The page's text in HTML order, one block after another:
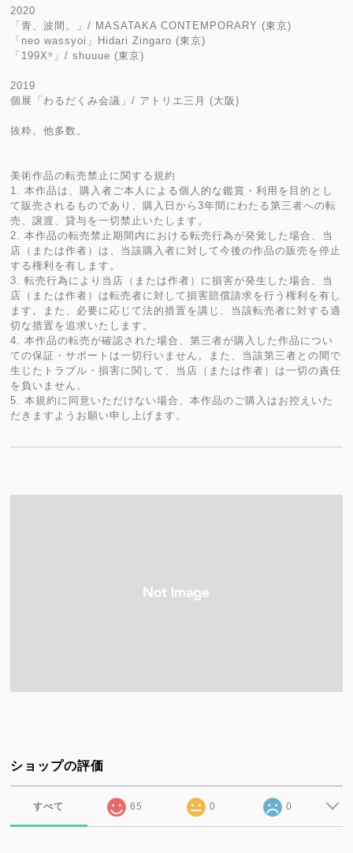
2020
「青、波間。」/ MASATAKA CONTEMPORARY (東京)
「neo wassyoi」Hidari Zingaro (東京)
「199X⁹」/ shuuue (東京)
2019
個展「わるだくみ会議」/ アトリエ三月 (大阪)
抜粋。他多数。
美術作品の転売禁止に関する規約
1. 本作品は、購入者ご本人による個人的な鑑賞・利用を目的とし
て販売されるものであり、購入日から3年間にわたる第三者への転
売、譲渡、貸与を一切禁止いたします。
2. 本作品の転売禁止期間内における転売行為が発覚した場合、当
店（または作者）は、当該購入者に対して今後の作品の販売を停止
する権利を有します。
3. 転売行為により当店（または作者）に損害が発生した場合、当
店（または作者）は転売者に対して損害賠償請求を行う権利を有し
ます。また、必要に応じて法的措置を講じ、当該転売者に対する適
切な措置を追求いたします。
4. 本作品の転売が確認された場合、第三者が購入した作品につい
ての保証・サポートは一切行いません。また、当該第三者との間で
生じたトラブル・損害に関して、当店（または作者）は一切の責任
を負いません。
5. 本規約に同意いただけない場合、本作品のご購入はお控えいた
だきますようお願い申し上げます。
ショップの評価
すべて 65 0 0